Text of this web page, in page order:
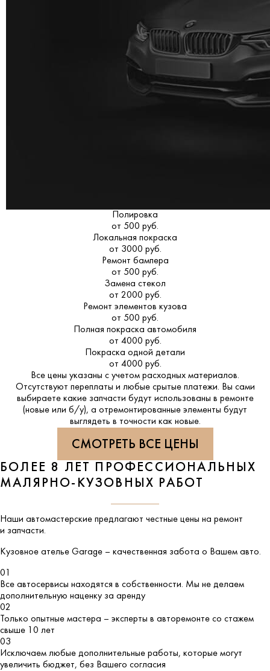
Полировка
от 500 руб.
Локальная покраска
от 3000 руб.
Ремонт бампера
от 500 руб.
Замена стекол
от 2000 руб.
Ремонт элементов кузова
от 500 руб.
Полная покраска автомобиля
от 4000 руб.
Покраска одной детали
от 4000 руб.
Все цены указаны с учетом расходных материалов.
Отсутствуют переплаты и любые срытые платежи. Вы сами
выбираете какие запчасти будут использованы в ремонте
(новые или б/у), а отремонтированные элементы будут
выглядеть в точности как новые.
СМОТРЕТЬ ВСЕ ЦЕНЫ
БОЛЕЕ 8 ЛЕТ ПРОФЕССИОНАЛЬНЫХ
МАЛЯРНО-КУЗОВНЫХ РАБОТ
Наши автомастерские предлагают честные цены на ремонт
и запчасти.
Кузовное ателье Garage – качественная забота о Вашем авто.
01
Все автосервисы находятся в собственности. Мы не делаем
дополнительную наценку за аренду
02
Только опытные мастера – эксперты в авторемонте со стажем
свыше 10 лет
03
Исключаем любые дополнительные работы, которые могут
увеличить бюджет, без Вашего согласия